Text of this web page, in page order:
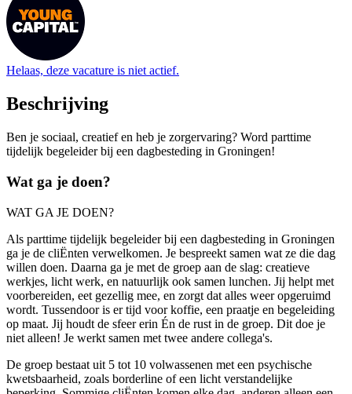
Helaas, deze vacature is niet actief.
Beschrijving
Ben je sociaal, creatief en heb je zorgervaring? Word parttime
tijdelijk begeleider bij een dagbesteding in Groningen!
Wat ga je doen?
WAT GA JE DOEN?
Als parttime tijdelijk begeleider bij een dagbesteding in Groningen
ga je de cliËnten verwelkomen. Je bespreekt samen wat ze die dag
willen doen. Daarna ga je met de groep aan de slag: creatieve
werkjes, licht werk, en natuurlijk ook samen lunchen. Jij helpt met
voorbereiden, eet gezellig mee, en zorgt dat alles weer opgeruimd
wordt. Tussendoor is er tijd voor koffie, een praatje en begeleiding
op maat. Jij houdt de sfeer erin Én de rust in de groep. Dit doe je
niet alleen! Je werkt samen met twee andere collega's.
De groep bestaat uit 5 tot 10 volwassenen met een psychische
kwetsbaarheid, zoals borderline of een licht verstandelijke